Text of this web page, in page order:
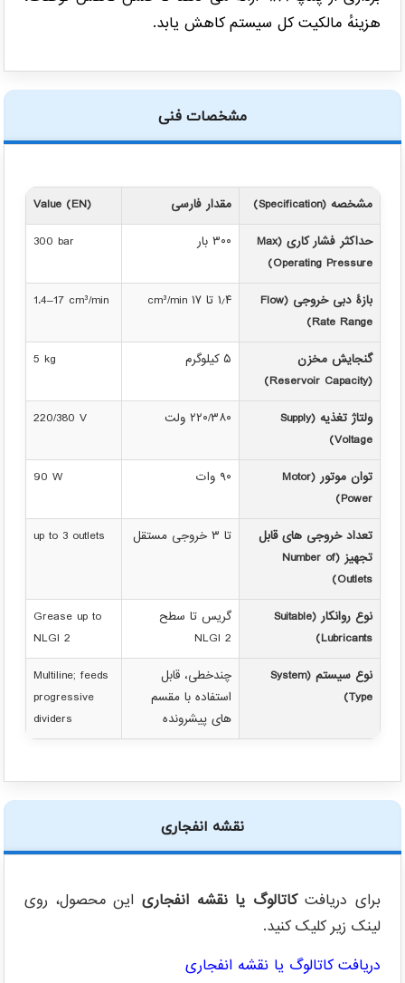
هزینهٔ مالکیت کل سیستم کاهش یابد.
مشخصات فنی
مشخصه (Specification) مقدار فارسی
Value (EN)
حداکثر فشار کاری (Max
Operating Pressure)
۳۰۰ بار 300 bar
بازهٔ دبی خروجی (Flow
Rate Range)
۱٫۴ تا ۱۷ cm³/min 1.4–17 cm³/min
گنجایش مخزن
(Reservoir Capacity)
۵ کیلوگرم 5 kg
ولتاژ تغذیه (Supply
Voltage)
۲۲۰/۳۸۰ ولت 220/380 V
توان موتور (Motor
Power)
۹۰ وات 90 W
تعداد خروجی های قابل
تجهیز (Number of
Outlets)
تا ۳ خروجی مستقل up to 3 outlets
نوع روانکار (Suitable
Lubricants)
گریس تا سطح
NLGI 2
Grease up to
NLGI 2
نوع سیستم (System
Type)
چندخطی، قابل
استفاده با مقسم
های پیشرونده
Multiline; feeds
progressive
dividers
نقشه انفجاری
برای دریافتکاتالوگ یا نقشه انفجاری این محصول، روی
لینک زیر کلیک کنید.
دریافت کاتالوگ یا نقشه انفجاری